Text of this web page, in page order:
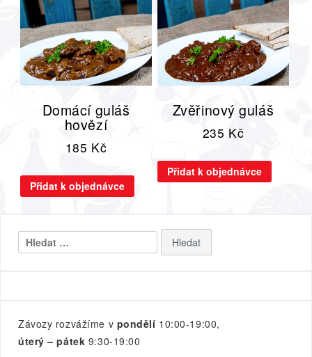
Domácí guláš
hovězí
185 Kč
Přidat k objednávce
Zvěřinový guláš
235 Kč
Přidat k objednávce
Vyhledávání
Závozy rozvážíme v pondělí 10:00-19:00,
úterý – pátek 9:30-19:00